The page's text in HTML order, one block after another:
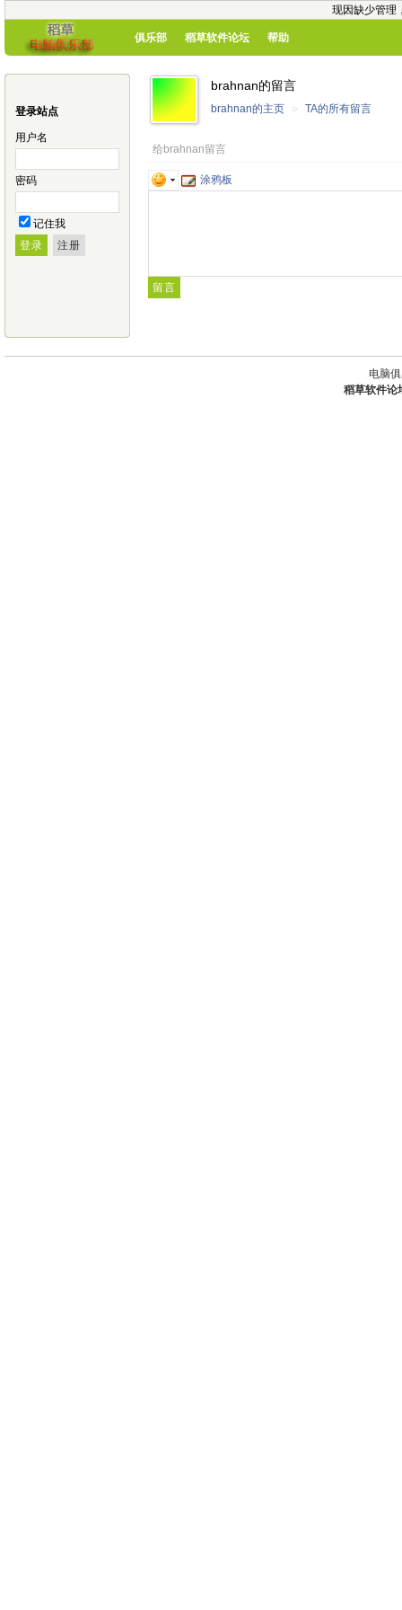
现因缺少管理
俱乐部 稻草软件论坛 帮助
登录站点
用户名
密码
记住我
brahnan的留言
brahnan的主页 » TA的所有留言
给brahnan留言
涂鸦板
电脑
稻草软件论